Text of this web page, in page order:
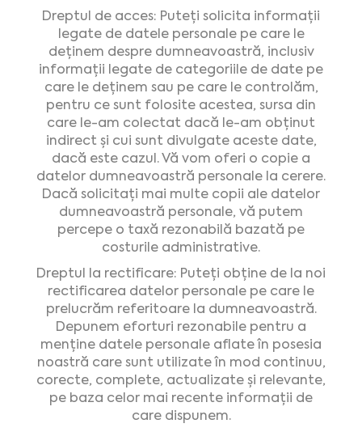
Dreptul de acces: Puteți solicita informații
legate de datele personale pe care le
deținem despre dumneavoastră, inclusiv
informații legate de categoriile de date pe
care le deținem sau pe care le controlăm,
pentru ce sunt folosite acestea, sursa din
care le-am colectat dacă le-am obținut
indirect și cui sunt divulgate aceste date,
dacă este cazul. Vă vom oferi o copie a
datelor dumneavoastră personale la cerere.
Dacă solicitați mai multe copii ale datelor
dumneavoastră personale, vă putem
percepe o taxă rezonabilă bazată pe
costurile administrative.
Dreptul la rectificare: Puteți obține de la noi
rectificarea datelor personale pe care le
prelucrăm referitoare la dumneavoastră.
Depunem eforturi rezonabile pentru a
menține datele personale aflate în posesia
noastră care sunt utilizate în mod continuu,
corecte, complete, actualizate și relevante,
pe baza celor mai recente informații de
care dispunem.